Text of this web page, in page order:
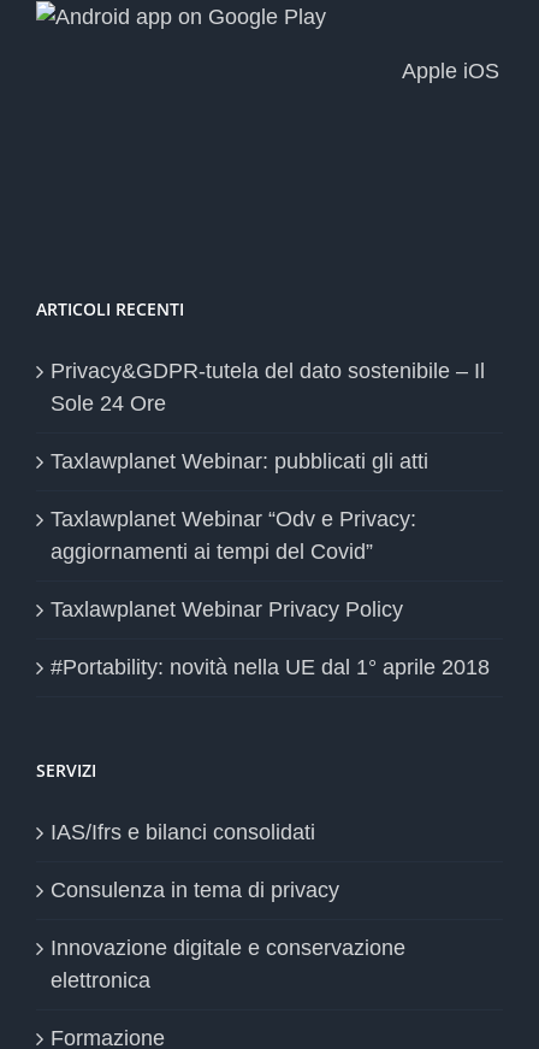
Apple iOS
ARTICOLI RECENTI
Privacy&GDPR-tutela del dato sostenibile – Il
Sole 24 Ore
Taxlawplanet Webinar: pubblicati gli atti
Taxlawplanet Webinar “Odv e Privacy:
aggiornamenti ai tempi del Covid”
Taxlawplanet Webinar Privacy Policy
#Portability: novità nella UE dal 1° aprile 2018
SERVIZI
IAS/Ifrs e bilanci consolidati
Consulenza in tema di privacy
Innovazione digitale e conservazione
elettronica
Formazione